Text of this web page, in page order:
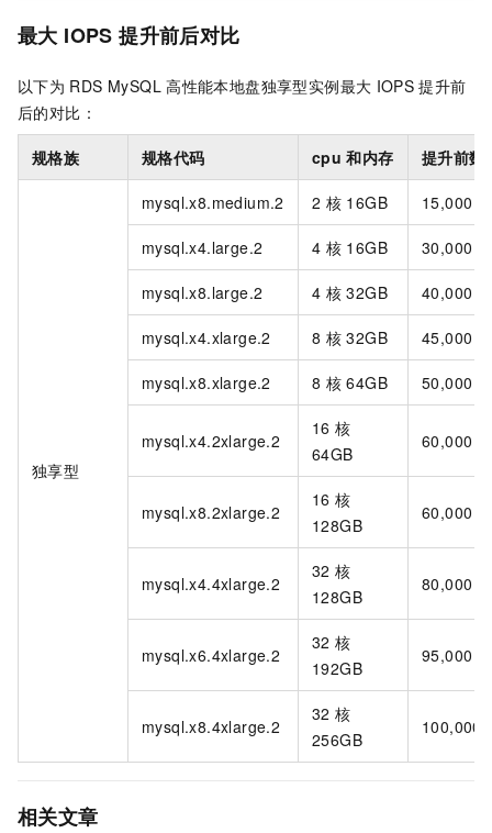
最大 IOPS 提升前后对比
以下为 RDS MySQL 高性能本地盘独享型实例最大 IOPS 提升前
后的对比：
规格族 规格代码 cpu 和内存 提升前数
独享型
mysql.x8.medium.2 2 核 16GB 15,000
mysql.x4.large.2 4 核 16GB 30,000
mysql.x8.large.2 4 核 32GB 40,000
mysql.x4.xlarge.2 8 核 32GB 45,000
mysql.x8.xlarge.2 8 核 64GB 50,000
mysql.x4.2xlarge.2
16 核
64GB
60,000
mysql.x8.2xlarge.2
16 核
128GB
60,000
mysql.x4.4xlarge.2
32 核
128GB
80,000
mysql.x6.4xlarge.2
32 核
192GB
95,000
mysql.x8.4xlarge.2
32 核
256GB
100,000
相关文章